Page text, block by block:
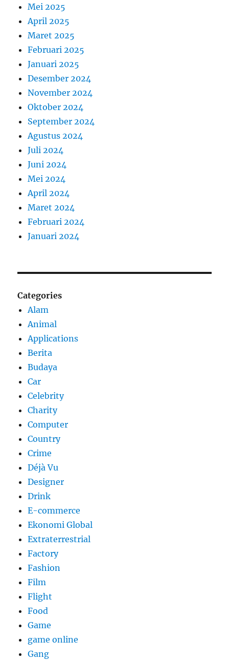
Mei 2025
April 2025
Maret 2025
Februari 2025
Januari 2025
Desember 2024
November 2024
Oktober 2024
September 2024
Agustus 2024
Juli 2024
Juni 2024
Mei 2024
April 2024
Maret 2024
Februari 2024
Januari 2024
Categories
Alam
Animal
Applications
Berita
Budaya
Car
Celebrity
Charity
Computer
Country
Crime
Déjà Vu
Designer
Drink
E-commerce
Ekonomi Global
Extraterrestrial
Factory
Fashion
Film
Flight
Food
Game
game online
Gang